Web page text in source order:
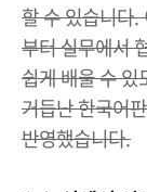
할 수 있습니다.
부터 실무에서
쉽게 배울 수 있
거듭난 한국어
반영했습니다.